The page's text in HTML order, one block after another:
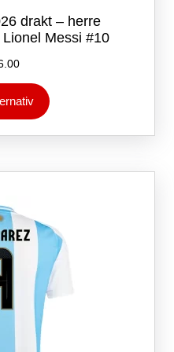
drakt – herre
Messi #10
produktet
flere
Alternativene
på
produktsiden